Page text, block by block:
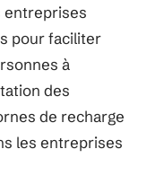
entreprises
pour faciliter
à
des
de recharge
les entreprises